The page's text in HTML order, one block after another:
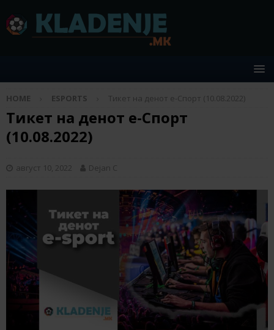
HOME ESPORTS Тикет на денот е-Спорт (10.08.2022)
Тикет на денот е-Спорт
(10.08.2022)
август 10, 2022 Dejan C